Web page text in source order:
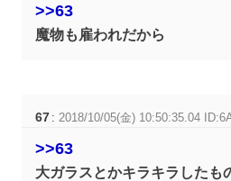
>>63
魔物も雇われだから
67 : 2018/10/05(金) 10:50:35.04
>>63
大ガラスとかキラキラしたも